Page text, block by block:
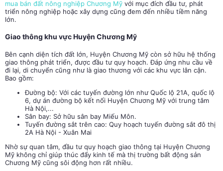
mua bán đất nông nghiệp Chương Mỹ với mục đích đầu tư, phát
triển nông nghiệp hoặc xây dựng cũng đem đến nhiều tiềm năng
lớn.
Giao thông khu vực Huyện Chương Mỹ
Bên cạnh diện tích đất lớn, Huyện Chương Mỹ còn sở hữu hệ thống
giao thông phát triển, được đầu tư quy hoạch. Đáp ứng nhu cầu về
đi lại, di chuyển cũng như là giao thương với các khu vực lân cận.
Bao gồm:
Đường bộ: Với các tuyến đường lớn như Quốc lộ 21A, quốc lộ
6, dự án đường bộ kết nối Huyện Chương Mỹ với trung tâm
Hà Nội,...
Sân bay: Sở hữu sân bay Miếu Môn.
Tuyến đường sắt trên cao: Quy hoạch tuyến đường sắt đô thị
2A Hà Nội - Xuân Mai
Nhờ sự quan tâm, đầu tư quy hoạch giao thông tại Huyện Chương
Mỹ không chỉ giúp thúc đẩy kinh tế mà thị trường bất động sản
Chương Mỹ cũng sôi động hơn rất nhiều.